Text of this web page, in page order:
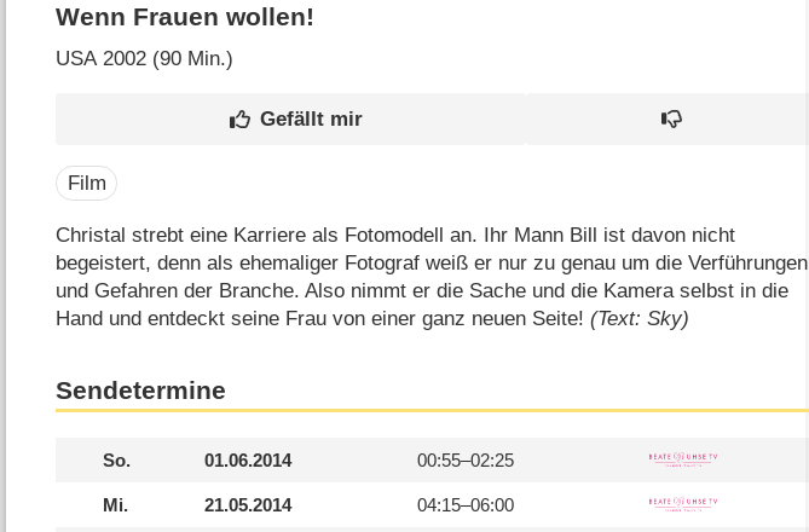
Wenn Frauen wollen!
USA2002 (90 Min.)
Film
Christal strebt eine Karriere als Fotomodell an. Ihr Mann Bill ist davon nicht
begeistert, denn als ehemaliger Fotograf weiß er nur zu genau um die Verführungen
und Gefahren der Branche. Also nimmt er die Sache und die Kamera selbst in die
Hand und entdeckt seine Frau von einer ganz neuen Seite!(Text: Sky)
Sendetermine
So. 01.06.2014 00:55–02:25
Mi. 21.05.2014 04:15–06:00